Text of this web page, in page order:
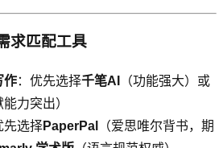
求匹配工具
作：优先选择千笔AI
（功能强大）或
能力突出）
先选择PaperPal
（爱思唯尔背书，期